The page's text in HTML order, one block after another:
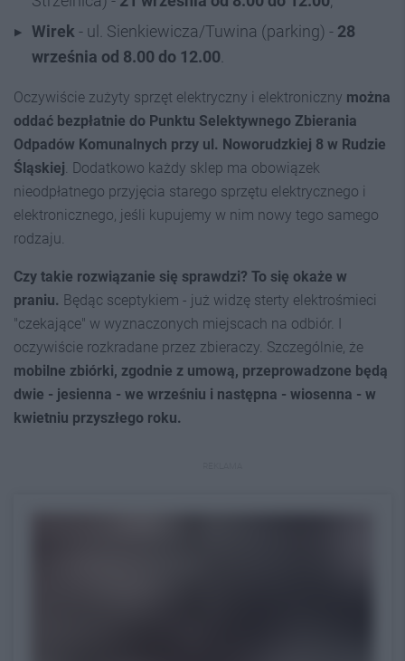
Wirek - ul. Sienkiewicza/Tuwina (parking) - 28
września od 8.00 do 12.00
Oczywiście zużyty sprzęt elektryczny i elektroniczny można
oddać bezpłatnie do Punktu Selektywnego Zbierania
Odpadów Komunalnych przy ul. Noworudzkiej 8 w Rudzie
Śląskiej . Dodatkowo każdy sklep ma obowiązek
nieodpłatnego przyjęcia starego sprzętu elektrycznego i
elektronicznego, jeśli kupujemy w nim nowy tego samego
rodzaju.
Czy takie rozwiązanie się sprawdzi? To się okaże w
praniu. Będąc sceptykiem - już widzę sterty elektrośmieci
"czekające" w wyznaczonych miejscach na odbiór. I
oczywiście rozkradane przez zbieraczy. Szczególnie, że
mobilne zbiórki, zgodnie z umową, przeprowadzone będą
dwie - jesienna - we wrześniu i następna - wiosenna - w
kwietniu przyszłego roku.